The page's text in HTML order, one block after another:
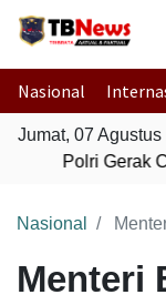
Nasional
Jumat, 07 Agustus
Polri Gerak
Nasional Menteri Budi
Menteri